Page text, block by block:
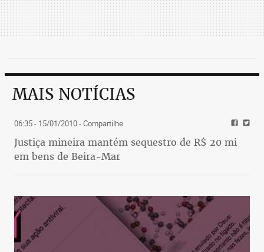
MAIS NOTÍCIAS
06:35 - 15/01/2010- Compartilhe
Justiça mineira mantém sequestro de R$ 20 mi
em bens de Beira-Mar